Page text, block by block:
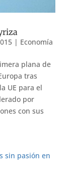
| Economía
plana de
tras
UE para el
por
con sus